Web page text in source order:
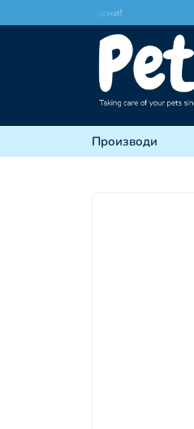
по најдобри цени!
Производи